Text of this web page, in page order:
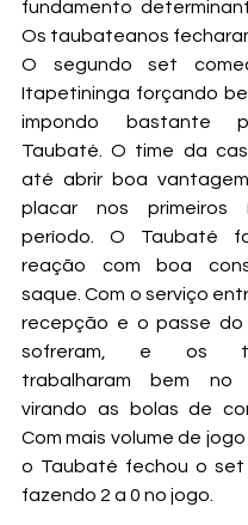
fundamento
Os taubateanos
O segundo set
Itapetininga forçando
impondo bastante
Taubaté. O time da
até abrir boa
placar nos primeiros
período. O Taubaté
reação com boa
saque. Com o serviço
recepção e o passe do
sofreram, e os
trabalharam bem no
virando as bolas de
Com mais volume de jogo
o Taubaté fechou o set
fazendo 2 a 0 no jogo.